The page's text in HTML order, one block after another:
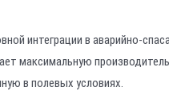
интеграции в аварийно-
максимальную
в полевых условиях.